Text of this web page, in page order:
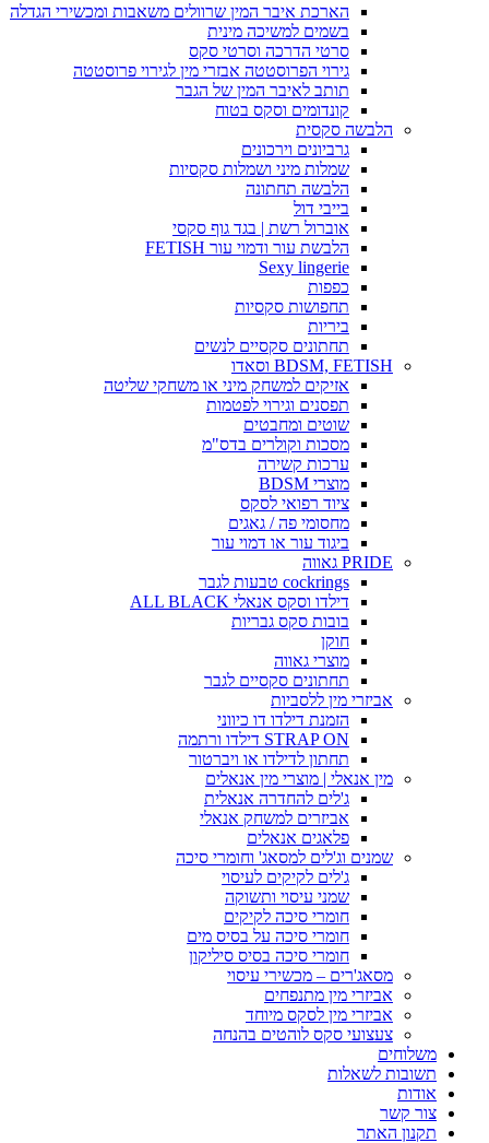
הארכת איבר המין שרוולים משאבות ומכשירי הגדלה
בשמים למשיכה מינית
סרטי הדרכה וסרטי סקס
גירוי הפרוסטטה אבזרי מין לגירוי פרוסטטה
תותב לאיבר המין של הגבר
קונדומים וסקס בטוח
הלבשה סקסית
גרביונים וירכונים
שמלות מיני ושמלות סקסיות
הלבשה תחתונה
בייבי דול
אוברול רשת | בגד גוף סקסי
הלבשת עור ודמוי עור FETISH
Sexy lingerie
כפפות
תחפושות סקסיות
ביריות
תחתונים סקסיים לנשים
BDSM, FETISH וסאדו
אזיקים למשחק מיני או משחקי שליטה
תפסנים וגירוי לפטמות
שוטים ומחבטים
מסכות וקולרים בדס"מ
ערכות קשירה
מוצרי BDSM
ציוד רפואי לסקס
מחסומי פה / גאגים
ביגוד עור או דמוי עור
PRIDE גאווה
cockrings טבעות לגבר
דילדו וסקס אנאלי ALL BLACK
בובות סקס גבריות
חוקן
מוצרי גאווה
תחתונים סקסיים לגבר
אביזרי מין ללסביות
הזמנת דילדו דו כיווני
STRAP ON דילדו ורתמה
תחתון לדילדו או ויברטור
מין אנאלי | מוצרי מין אנאלים
ג'לים להחדרה אנאלית
אביזרים למשחק אנאלי
פלאגים אנאלים
שמנים וג'לים למסאג' וחומרי סיכה
ג'לים לקיקים לעיסוי
שמני עיסוי ותשוקה
חומרי סיכה לקיקים
חומרי סיכה על בסיס מים
חומרי סיכה בסיס סיליקון
מסאג'רים – מכשירי עיסוי
אביזרי מין מתנפחים
אביזרי מין לסקס מיוחד
צעצועי סקס לוהטים בהנחה
משלוחים
תשובות לשאלות
אודות
צור קשר
תקנון האתר